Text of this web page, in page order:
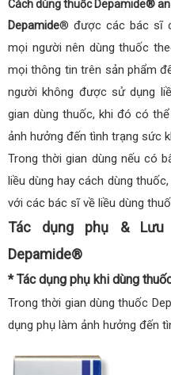
Cách dùng thuốc Depamide®
Depamide® được các bác sĩ
mọi người nên dùng thuốc
mọi thông tin trên sản phẩm
người không được sử dụng
gian dùng thuốc, khi đó có
ảnh hưởng đến tình trạng sức
Trong thời gian dùng nếu có
liều dùng hay cách dùng
với các bác sĩ về liều dùng
Tác dụng phụ &
Depamide®
* Tác dụng phụ khi dùng
Trong thời gian dùng thuốc
dụng phụ làm ảnh hưởng đến